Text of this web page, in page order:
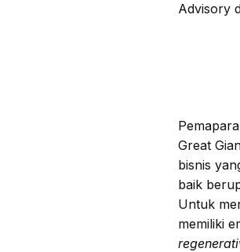
Advisory
Great
bisnis
baik
Untuk
memiliki